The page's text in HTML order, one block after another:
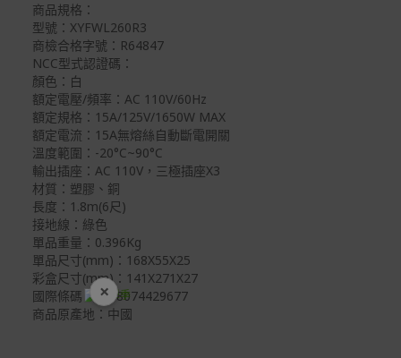
商品規格：
型號：XYFWL260R3
商檢合格字號：R64847
NCC型式認證碼：
顏色：白
額定電壓/頻率：AC 110V/60Hz
額定規格：15A/125V/1650W MAX
額定電流：15A無熔絲自動斷電開關
溫度範圍：-20°C~90°C
輸出插座：AC 110V，三極插座X3
材質：塑膠、銅
長度：1.8m(6尺)
接地線：綠色
單品重量：0.396Kg
單品尺寸(mm)：168X55X25
彩盒尺寸(mm)：141X271X27
國際條碼：4718074429677
商品原產地：中國
× 開學裝備全面降價